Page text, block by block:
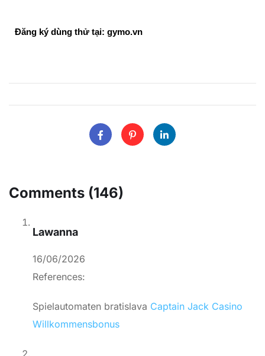
Đăng ký dùng thử tại: gymo.vn
Comments (146)
Lawanna
16/06/2026
References:
Spielautomaten bratislava Captain Jack Casino
Willkommensbonus